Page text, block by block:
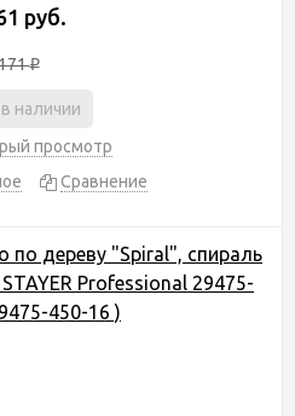
руб.
₽
наличии
просмотр
Сравнение
по дереву "Spiral", спираль
Professional 29475-
450-16 )